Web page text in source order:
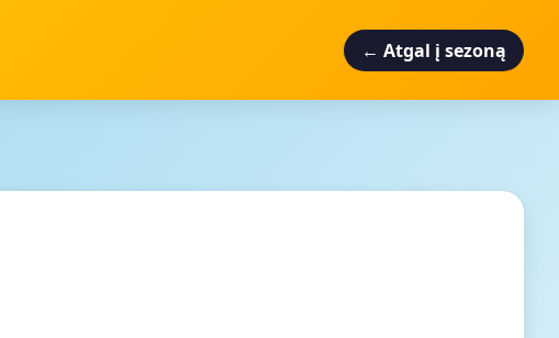
← Atgal į sezoną